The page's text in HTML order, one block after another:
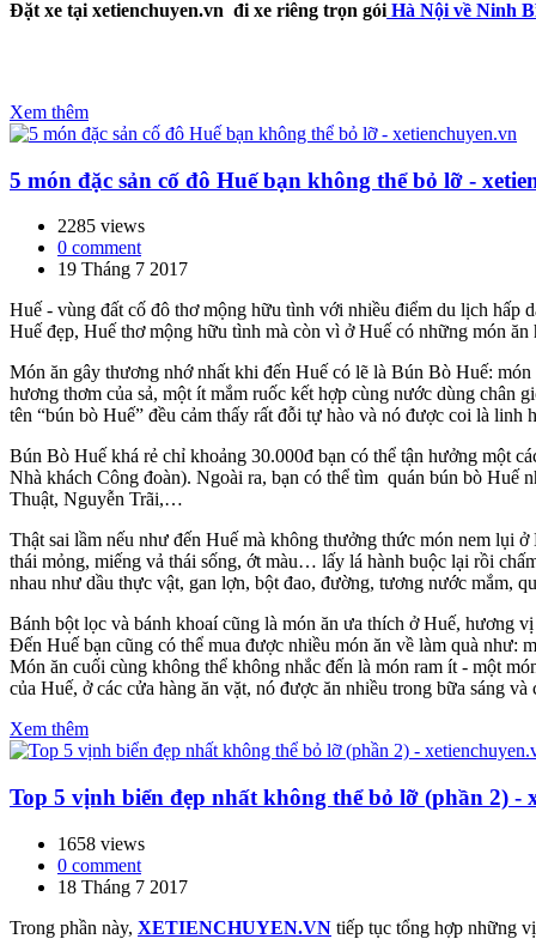
Đặt xe tại xetienchuyen.vn đi xe riêng trọn gói Hà Nội về Ninh
Xem thêm
5 món đặc sản cố đô Huế bạn không thể bỏ lỡ -
2285 views
0 comment
19 Tháng 7 2017
Huế - vùng đất cố đô thơ mộng hữu tình với nhiều điểm du lịch hấp
Huế đẹp, Huế thơ mộng hữu tình mà còn vì ở Huế có những món
Món ăn gây thương nhớ nhất khi đến Huế có lẽ là Bún Bò Huế:
hương thơm của sả, một ít mắm ruốc kết hợp cùng nước dùng chân
tên “bún bò Huế” đều cảm thấy rất đỗi tự hào và nó được coi là linh
Bún Bò Huế khá rẻ chỉ khoảng 30.000đ bạn có thể tận hưởng một
Nhà khách Công đoàn). Ngoài ra, bạn có thể tìm quán bún bò
Thuật, Nguyễn Trãi,…
Thật sai lầm nếu như đến Huế mà không thưởng thức món nem lụi
thái mỏng, miếng vả thái sống, ớt màu… lấy lá hành buộc lại rồi
nhau như dầu thực vật, gan lợn, bột đao, đường, tương nước mắm,
Bánh bột lọc và bánh khoaí cũng là món ăn ưa thích ở Huế, hương
Đến Huế bạn cũng có thể mua được nhiều món ăn về làm quà như:
Món ăn cuối cùng không thể không nhắc đến là món ram ít - một
của Huế, ở các cửa hàng ăn vặt, nó được ăn nhiều trong bữa sáng
Xem thêm
Top 5 vịnh biển đẹp nhất không thể bỏ lỡ (phần 2) -
1658 views
0 comment
18 Tháng 7 2017
Trong phần này, XETIENCHUYEN.VN tiếp tục tổng hợp những